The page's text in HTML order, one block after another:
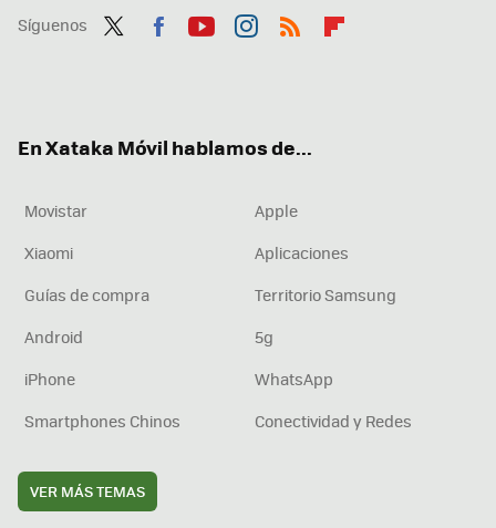
Síguenos
En Xataka Móvil hablamos de...
Movistar
Apple
Xiaomi
Aplicaciones
Guías de compra
Territorio Samsung
Android
5g
iPhone
WhatsApp
Smartphones Chinos
Conectividad y Redes
VER MÁS TEMAS